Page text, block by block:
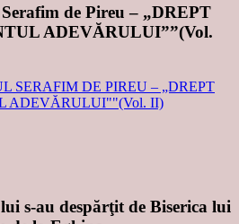
de Pireu – „DREPT
ADEVĂRULUI””(Vol.
s-au despărţit de Biserica lui